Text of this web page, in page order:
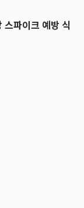
스파이크 예방 식